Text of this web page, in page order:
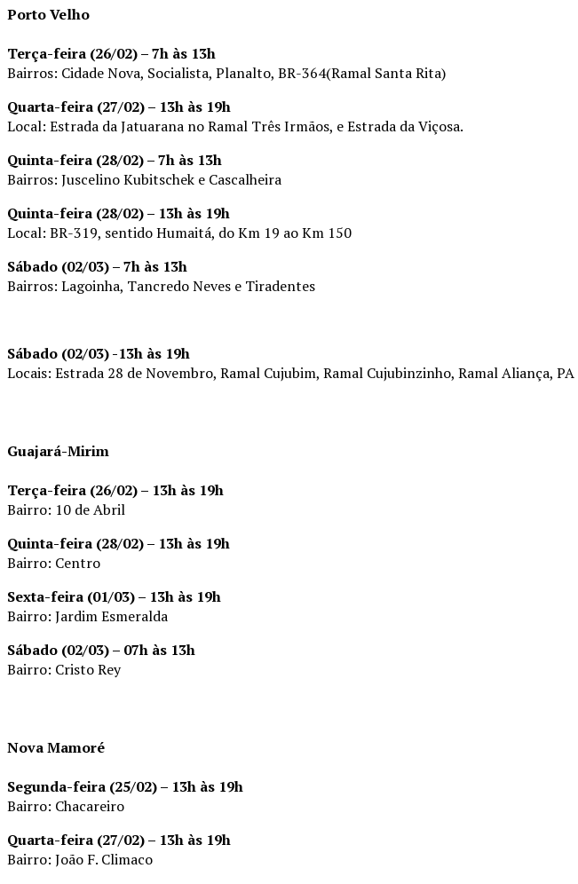
Porto Velho
Terça-feira (26/02) – 7h às 13h
Bairros: Cidade Nova, Socialista, Planalto, BR-364(Ramal Santa Rita)
Quarta-feira (27/02) – 13h às 19h
Local: Estrada da Jatuarana no Ramal Três Irmãos, e Estrada da Viçosa.
Quinta-feira (28/02) – 7h às 13h
Bairros: Juscelino Kubitschek e Cascalheira
Quinta-feira (28/02) – 13h às 19h
Local: BR-319, sentido Humaitá, do Km 19 ao Km 150
Sábado (02/03) – 7h às 13h
Bairros: Lagoinha, Tancredo Neves e Tiradentes
Sábado (02/03) -13h às 19h
Locais: Estrada 28 de Novembro, Ramal Cujubim, Ramal Cujubinzinho, Ramal Aliança,
Guajará-Mirim
Terça-feira (26/02) – 13h às 19h
Bairro: 10 de Abril
Quinta-feira (28/02) – 13h às 19h
Bairro: Centro
Sexta-feira (01/03) – 13h às 19h
Bairro: Jardim Esmeralda
Sábado (02/03) – 07h às 13h
Bairro: Cristo Rey
Nova Mamoré
Segunda-feira (25/02) – 13h às 19h
Bairro: Chacareiro
Quarta-feira (27/02) – 13h às 19h
Bairro: João F. Climaco